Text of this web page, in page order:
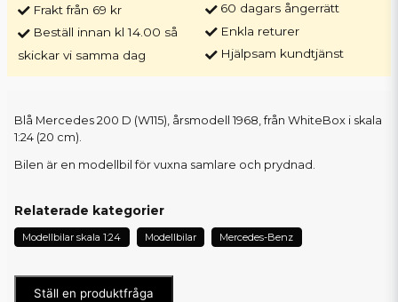
Frakt från 69 kr
Beställ innan kl 14.00 så
skickar vi samma dag
60 dagars ångerrätt
Enkla returer
Hjälpsam kundtjänst
Blå Mercedes 200 D (W115), årsmodell 1968, från WhiteBox i skala
1:24 (20 cm).
Bilen är en modellbil för vuxna samlare och prydnad.
Relaterade kategorier
Modellbilar skala 1:24 Modellbilar Mercedes-Benz
Ställ en produktfråga